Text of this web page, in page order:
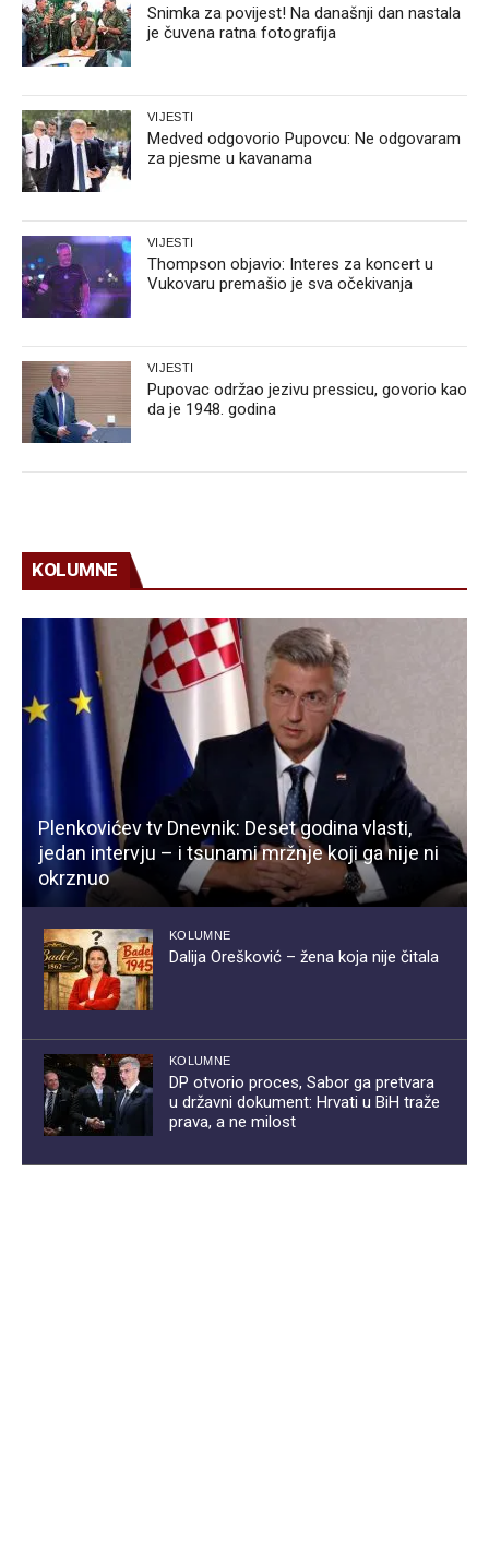
Snimka za povijest! Na današnji dan nastala
je čuvena ratna fotografija
VIJESTI
Medved odgovorio Pupovcu: Ne odgovaram
za pjesme u kavanama
VIJESTI
Thompson objavio: Interes za koncert u
Vukovaru premašio je sva očekivanja
VIJESTI
Pupovac održao jezivu pressicu, govorio kao
da je 1948. godina
KOLUMNE
Plenkovićev tv Dnevnik: Deset godina vlasti,
jedan intervju – i tsunami mržnje koji ga nije ni
okrznuo
KOLUMNE
Dalija Orešković – žena koja nije čitala
KOLUMNE
DP otvorio proces, Sabor ga pretvara
u državni dokument: Hrvati u BiH traže
prava, a ne milost